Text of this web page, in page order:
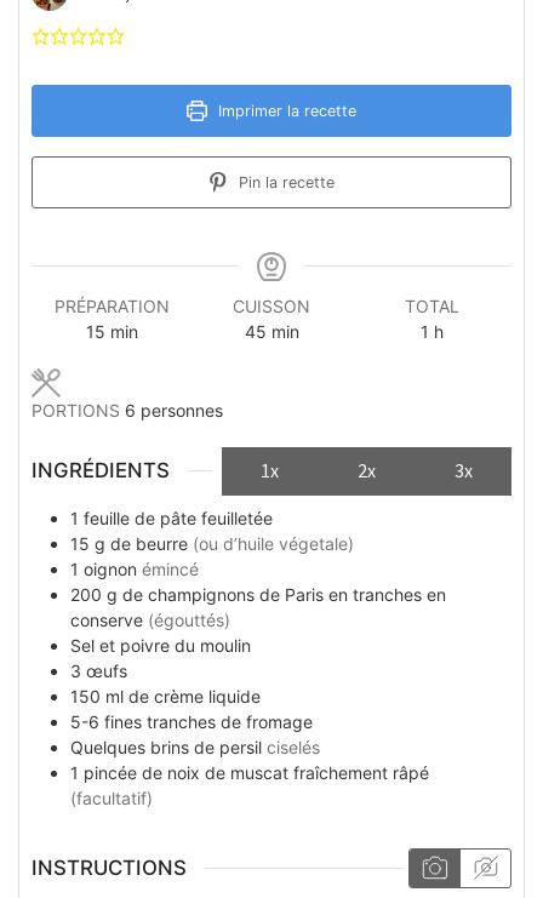
Imprimer la recette
Pin la recette
PRÉPARATION
15minutes
min
CUISSON
45minutes
min
TOTAL
1 heure
h
PORTIONS 6 personnes
INGRÉDIENTS 1x 2x 3x
1 feuille de pâte feuilletée
15 g de beurre (ou d’huile végetale)
1 oignon émincé
200 g de champignons de Paris en tranches en
conserve (égouttés)
Sel et poivre du moulin
3 œufs
150 ml de crème liquide
5-6 fines tranches de fromage
Quelques brins de persil ciselés
1 pincée de noix de muscat fraîchement râpé
(facultatif)
INSTRUCTIONS